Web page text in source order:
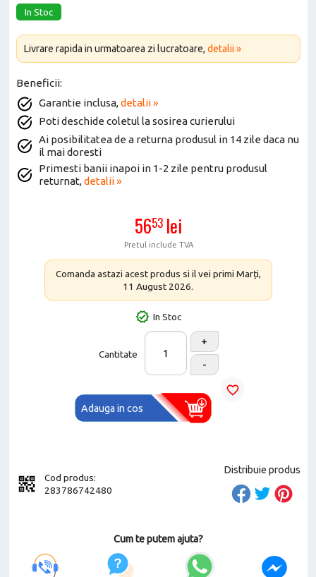
In Stoc
Livrare rapida in urmatoarea zi lucratoare, detalii »
Beneficii:
Garantie inclusa,detalii »
Poti deschide coletul la sosirea curierului
Ai posibilitatea de a returna produsul in 14 zile daca nu
il mai doresti
Primesti banii inapoi in 1-2 zile pentru produsul
returnat,detalii »
5653 lei
Pretul include TVA
Comanda astazi acest produs si il vei primi Marți,
11 August 2026.
In Stoc
Cantitate
+
-
Adauga in cos
favorite_border
Cod produs:
283786742480
Distribuie produs
Cum te putem ajuta?